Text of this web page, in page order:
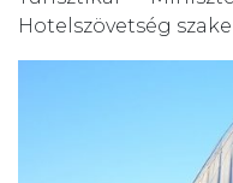
Hotelszövetség